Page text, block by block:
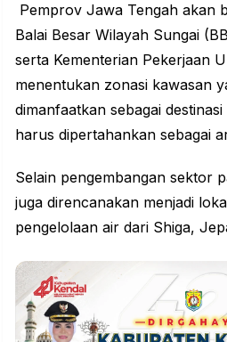
Pemprov Jawa Tengah akan
Balai Besar Wilayah Sungai
serta Kementerian Pekerjaan
menentukan zonasi kawasan
dimanfaatkan sebagai
harus dipertahankan sebagai
Selain pengembangan sektor
juga direncanakan menjadi
pengelolaan air dari Shiga,